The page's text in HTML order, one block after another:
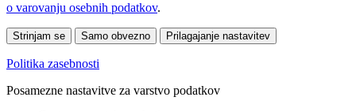
o varovanju osebnih podatkov.
Strinjam se Samo obvezno Prilagajanje nastavitev
Politika zasebnosti
Posamezne nastavitve za varstvo podatkov